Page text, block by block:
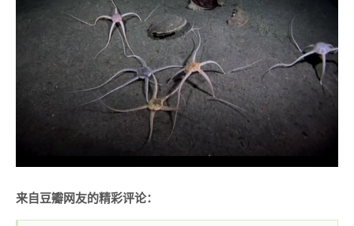
来自豆瓣网友的精彩评论：